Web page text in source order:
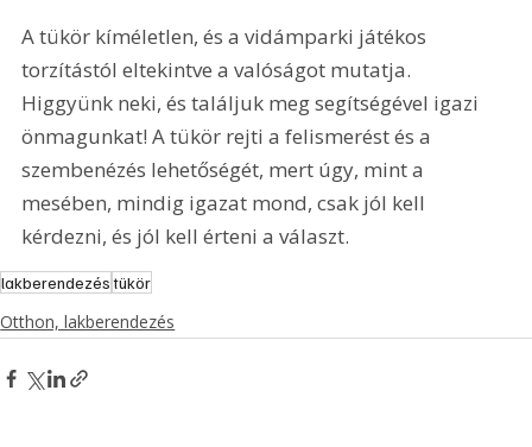
A tükör kíméletlen, és a vidámparki játékos
torzítástól eltekintve a valóságot mutatja.
Higgyünk neki, és találjuk meg segítségével igazi
önmagunkat! A tükör rejti a felismerést és a
szembenézés lehetőségét, mert úgy, mint a
mesében, mindig igazat mond, csak jól kell
kérdezni, és jól kell érteni a választ.
lakberendezéstükör
Otthon, lakberendezés